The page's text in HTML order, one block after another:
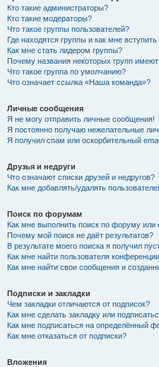
Кто такие администраторы?
Кто такие модераторы?
Что такое группы пользователей?
Где находятся группы и как мне вступить
Как мне стать лидером группы?
Почему названия некоторых групп
Что такое группа по умолчанию?
Что означает ссылка «Наша команда»?
Личные сообщения
Я не могу отправить личные сообщения!
Я постоянно получаю нежелательные
Я получил спам или оскорбительный
Друзья и недруги
Что означают списки друзей и недругов?
Как мне добавлять/удалять
Поиск по форумам
Как мне выполнить поиск по форуму
Почему мой поиск не даёт результатов?
В результате моего поиска я получил
Как мне найти пользователя
Как мне найти свои сообщения и
Подписки и закладки
Чем закладки отличаются от подписок?
Как мне сделать закладку или
Как мне подписаться на определённый
Как мне отказаться от подписки?
Вложения